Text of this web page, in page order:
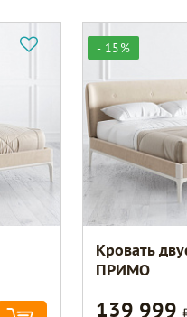
- 15%
Кровать
ПРИМО
139 999